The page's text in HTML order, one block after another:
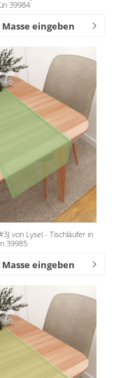
39984
Masse eingeben
von Lysel - Tischläufer in
39985
Masse eingeben